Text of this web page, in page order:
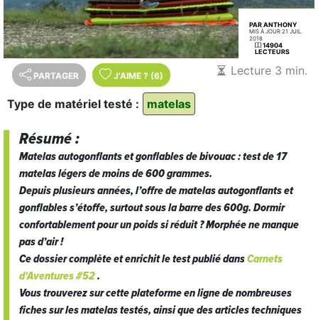
PAR ANTHONY
MIS À JOUR 21 JUIL.
2018
14904
LECTEURS
PARTAGER J'AIME ? (6) Lecture 3 min.
Type de matériel testé : matelas
Résumé :
Matelas autogonflants et gonflables de bivouac : test de 17
matelas légers de moins de 600 grammes.
Depuis plusieurs années, l’offre de matelas autogonflants et
gonflables s’étoffe, surtout sous la barre des 600g. Dormir
confortablement pour un poids si réduit ? Morphée ne manque
pas d’air !
Ce dossier complète et enrichit le test publié dansCarnets
d'Aventures #52.
Vous trouverez sur cette plateforme en ligne de nombreuses
fiches sur les matelas testés, ainsi que des articles techniques